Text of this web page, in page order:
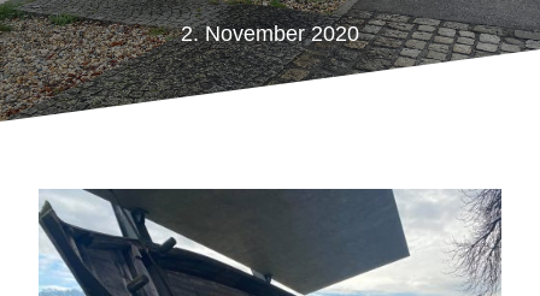
2. November 2020